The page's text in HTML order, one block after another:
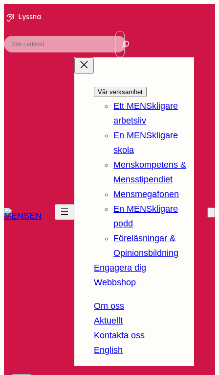
Lyssna
Sök
Vår verksamhet
Ett MENSkligare
arbetsliv
En MENSkligare
skola
Menskompetens &
Mensstipendiet
Mensmegafonen
En MENSkligare
podd
Föreläsningar &
Opinionsbildning
Engagera dig
Webbshop
Om oss
Aktuellt
Kontakta oss
English